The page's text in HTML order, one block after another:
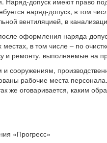
наряд-допуск, в том
вентиляцией, в
оформления наряда-
в том числе – по
ремонту, выполняемые на
сооружениям,
рабочие места
же оговаривается, каким
«Прогресс»